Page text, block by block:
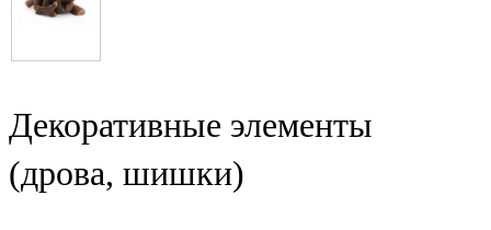
Декоративные элементы
(дрова, шишки)